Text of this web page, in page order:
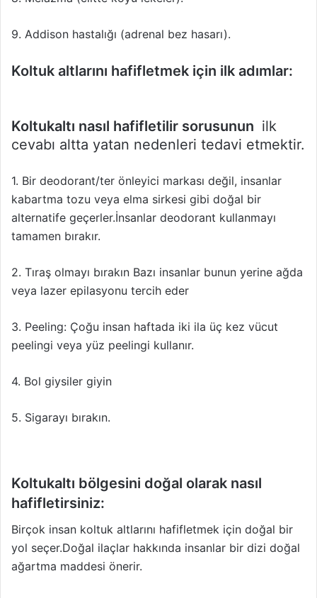
9. Addison hastalığı (adrenal bez hasarı).
Koltuk altlarını hafifletmek için ilk adımlar:
Koltukaltı nasıl hafifletilir sorusunun ilk
cevabı altta yatan nedenleri tedavi etmektir.
1. Bir deodorant/ter önleyici markası değil, insanlar
kabartma tozu veya elma sirkesi gibi doğal bir
alternatife geçerler.İnsanlar deodorant kullanmayı
tamamen bırakır.
2. Tıraş olmayı bırakın Bazı insanlar bunun yerine ağda
veya lazer epilasyonu tercih eder
3. Peeling: Çoğu insan haftada iki ila üç kez vücut
peelingi veya yüz peelingi kullanır.
4. Bol giysiler giyin
5. Sigarayı bırakın.
Koltukaltı bölgesini doğal olarak nasıl
hafifletirsiniz:
Birçok insan koltuk altlarını hafifletmek için doğal bir
yol seçer.Doğal ilaçlar hakkında insanlar bir dizi doğal
ağartma maddesi önerir.